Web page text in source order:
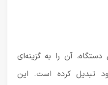
آن را به گزینه‌ای
تبدیل کرده است. این